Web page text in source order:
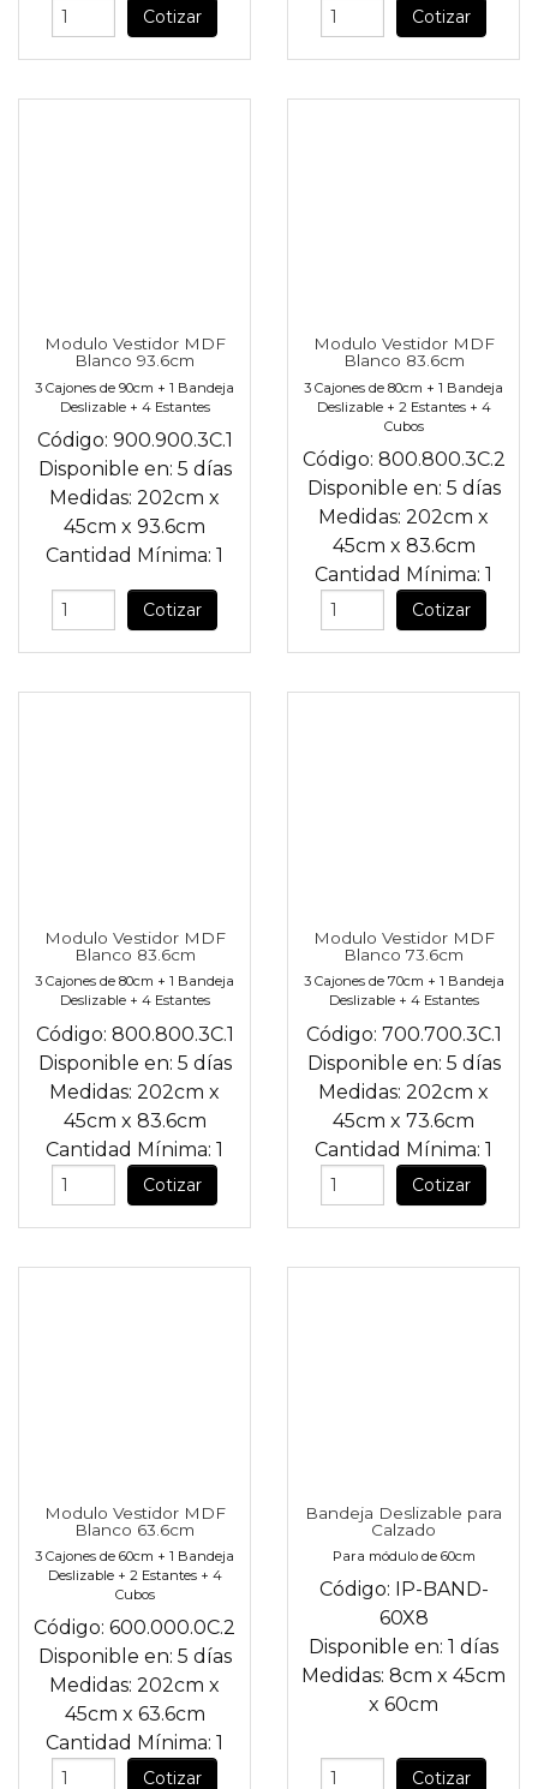
Cotizar Cotizar
Modulo Vestidor MDF
Blanco 93.6cm
3 Cajones de 90cm + 1 Bandeja
Deslizable + 4 Estantes
Código: 900.900.3C.1
Disponible en: 5 días
Medidas: 202cm x
45cm x 93.6cm
Cantidad Mínima: 1
Cotizar
Modulo Vestidor MDF
Blanco 83.6cm
3 Cajones de 80cm + 1 Bandeja
Deslizable + 2 Estantes + 4
Cubos
Código: 800.800.3C.2
Disponible en: 5 días
Medidas: 202cm x
45cm x 83.6cm
Cantidad Mínima: 1
Cotizar
Modulo Vestidor MDF
Blanco 83.6cm
3 Cajones de 80cm + 1 Bandeja
Deslizable + 4 Estantes
Código: 800.800.3C.1
Disponible en: 5 días
Medidas: 202cm x
45cm x 83.6cm
Cantidad Mínima: 1
Cotizar
Modulo Vestidor MDF
Blanco 73.6cm
3 Cajones de 70cm + 1 Bandeja
Deslizable + 4 Estantes
Código: 700.700.3C.1
Disponible en: 5 días
Medidas: 202cm x
45cm x 73.6cm
Cantidad Mínima: 1
Cotizar
Modulo Vestidor MDF
Blanco 63.6cm
3 Cajones de 60cm + 1 Bandeja
Deslizable + 2 Estantes + 4
Cubos
Código: 600.000.0C.2
Disponible en: 5 días
Medidas: 202cm x
45cm x 63.6cm
Cantidad Mínima: 1
Cotizar
Bandeja Deslizable para
Calzado
Para módulo de 60cm
Código: IP-BAND-
60X8
Disponible en: 1 días
Medidas: 8cm x 45cm
x 60cm
Cotizar